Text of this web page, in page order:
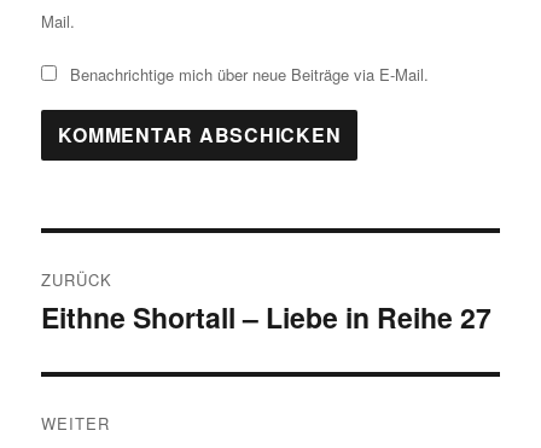
Mail.
Benachrichtige mich über neue Beiträge via E-Mail.
ZURÜCK
Vorheriger
Eithne Shortall – Liebe in Reihe 27
WEITER